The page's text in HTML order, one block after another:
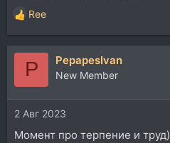
Р
е
а
и
и
:
Ree
P PepapesIvan
New Member
2 Авг 2023
Момент про терпение и труд)